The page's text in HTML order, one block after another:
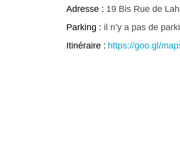
Adresse : 19 Bis Rue de
Parking : il n’y a pas de
Itinéraire : https://goo.gl/